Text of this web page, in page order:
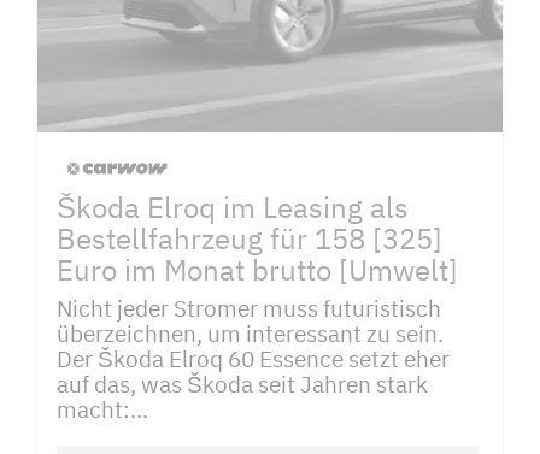
Škoda Elroq im Leasing als
Bestellfahrzeug für 158 [325]
Euro im Monat brutto [Umwelt]
Nicht jeder Stromer muss futuristisch
überzeichnen, um interessant zu sein.
Der Škoda Elroq 60 Essence setzt eher
auf das, was Škoda seit Jahren stark
macht:...